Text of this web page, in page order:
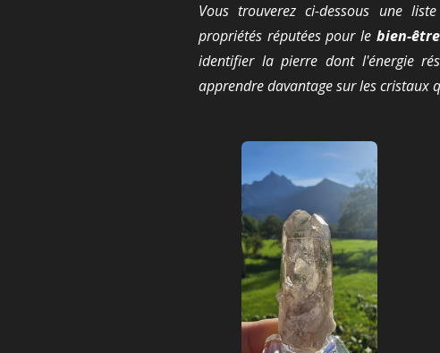
Vous trouverez ci-dessous une
propriétés réputées pour le bien-
identifier la pierre dont l'énergie
apprendre davantage sur les cristaux